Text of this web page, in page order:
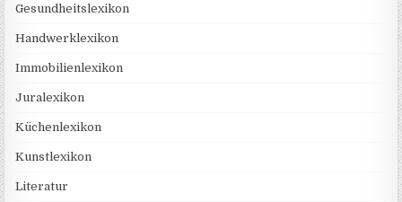
Gesundheitslexikon
Handwerklexikon
Immobilienlexikon
Juralexikon
Küchenlexikon
Kunstlexikon
Literatur